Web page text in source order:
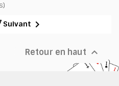
Suivant 
Retour en haut 